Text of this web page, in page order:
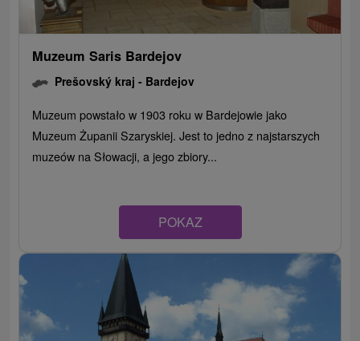
Muzeum Saris Bardejov
Prešovský kraj - Bardejov
Muzeum powstało w 1903 roku w Bardejowie jako
Muzeum Żupanii Szaryskiej. Jest to jedno z najstarszych
muzeów na Słowacji, a jego zbiory...
POKAZ